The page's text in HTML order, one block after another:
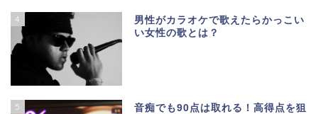
4
男性がカラオケで歌えたらかっこい
い女性の歌とは？
5
音痴でも90点は取れる！高得点を狙